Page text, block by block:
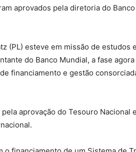
aprovados pela diretoria do
(PL) esteve em missão de estudos
do Banco Mundial, a fase
financiamento e gestão
aprovação do Tesouro Nacional